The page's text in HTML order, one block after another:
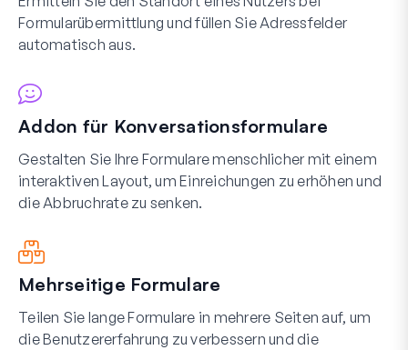
Formularübermittlung und füllen Sie Adressfelder
automatisch aus.
Addon für Konversationsformulare
Gestalten Sie Ihre Formulare menschlicher mit einem
interaktiven Layout, um Einreichungen zu erhöhen und
die Abbruchrate zu senken.
Mehrseitige Formulare
Teilen Sie lange Formulare in mehrere Seiten auf, um
die Benutzererfahrung zu verbessern und die